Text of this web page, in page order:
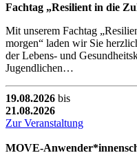
Fachtag „Resilient in die
Mit unserem Fachtag
morgen“ laden wir Sie
der Lebens- und
Jugendlichen…
19.08.2026 bis
21.08.2026
Zur Veranstaltung
MOVE-